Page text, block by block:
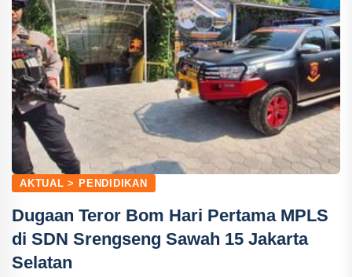
AKTUAL > PENDIDIKAN
Dugaan Teror Bom Hari Pertama MPLS
di SDN Srengseng Sawah 15 Jakarta
Selatan